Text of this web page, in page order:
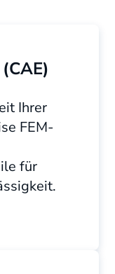
Ihrer
FEM-
für